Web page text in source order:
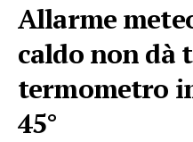
Allarme
caldo non dà
termometro
45°